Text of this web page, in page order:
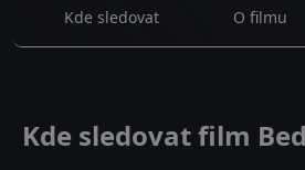
Kde sledovat O filmu
Kde sledovat film